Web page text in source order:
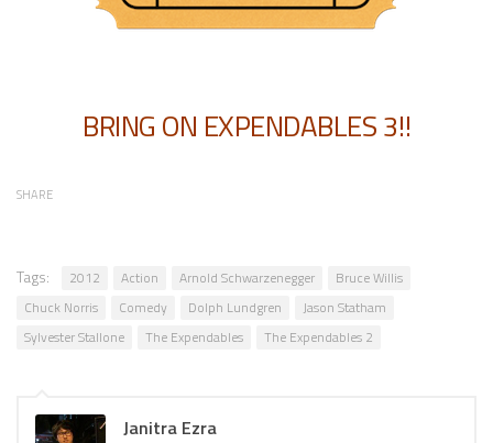
BRING ON EXPENDABLES 3!!
SHARE
Tags: 2012 Action Arnold Schwarzenegger
Bruce Willis
Chuck Norris
Comedy Dolph Lundgren
Jason Statham
Sylvester Stallone
The Expendables The Expendables 2
Janitra Ezra